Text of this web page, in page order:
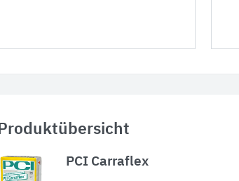
Produktübersicht
PCI Carraflex